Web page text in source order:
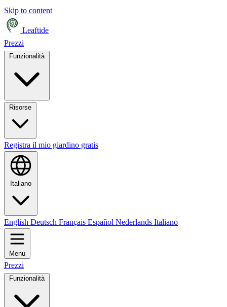
Skip to content
Leaftide
Prezzi
Funzionalità
Registra il mio giardino gratis
Italiano
English Deutsch Français Español Nederlands Italiano
Menu
Prezzi
Funzionalità